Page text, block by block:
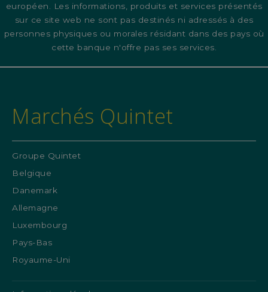
européen. Les informations, produits et services présentés
sur ce site web ne sont pas destinés ni adressés à des
personnes physiques ou morales résidant dans des pays où
cette banque n'offre pas ses services.
Marchés Quintet
Groupe Quintet
Belgique
Danemark
Allemagne
Luxembourg
Pays-Bas
Royaume-Uni